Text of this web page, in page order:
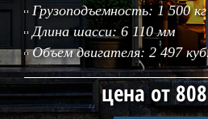
Грузоподъемность: 1 500 кг
Длина шасси: 6 110 мм
Объем двигателя: 2 497
цена от